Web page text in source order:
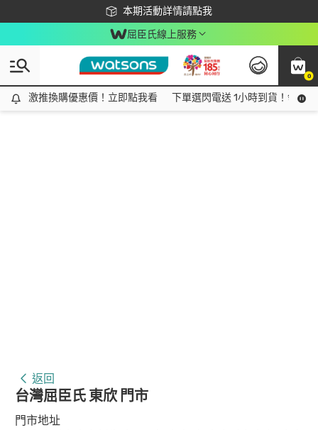
本期活動詳情請點我
下載app最高回饋$350
屈臣氏線上服務
0
激推換購優惠價！立即點我看
激推換購優惠價！立即點我看 下單選閃電送 1小時到貨！領神
返回
台灣屈臣氏 東欣 門市
門市地址